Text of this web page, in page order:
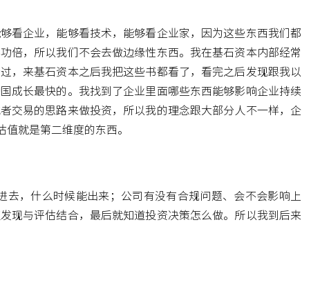
看企业，能够看技术，能够看企业家，因为这些东西我们都
倍，所以我们不会去做边缘性东西。我在基石资本内部经常
，来基石资本之后我把这些书都看了，看完之后发现跟我以
成长最快的。我找到了企业里面哪些东西能够影响企业持续
交易的思路来做投资，所以我的理念跟大部分人不一样，企
就是第二维度的东西。
，什么时候能出来；公司有没有合规问题、会不会影响上
现与评估结合，最后就知道投资决策怎么做。所以我到后来